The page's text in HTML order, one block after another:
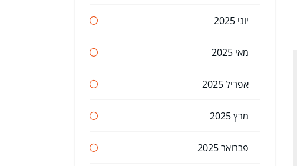
יוני 2025
מאי 2025
אפריל 2025
מרץ 2025
פברואר 2025